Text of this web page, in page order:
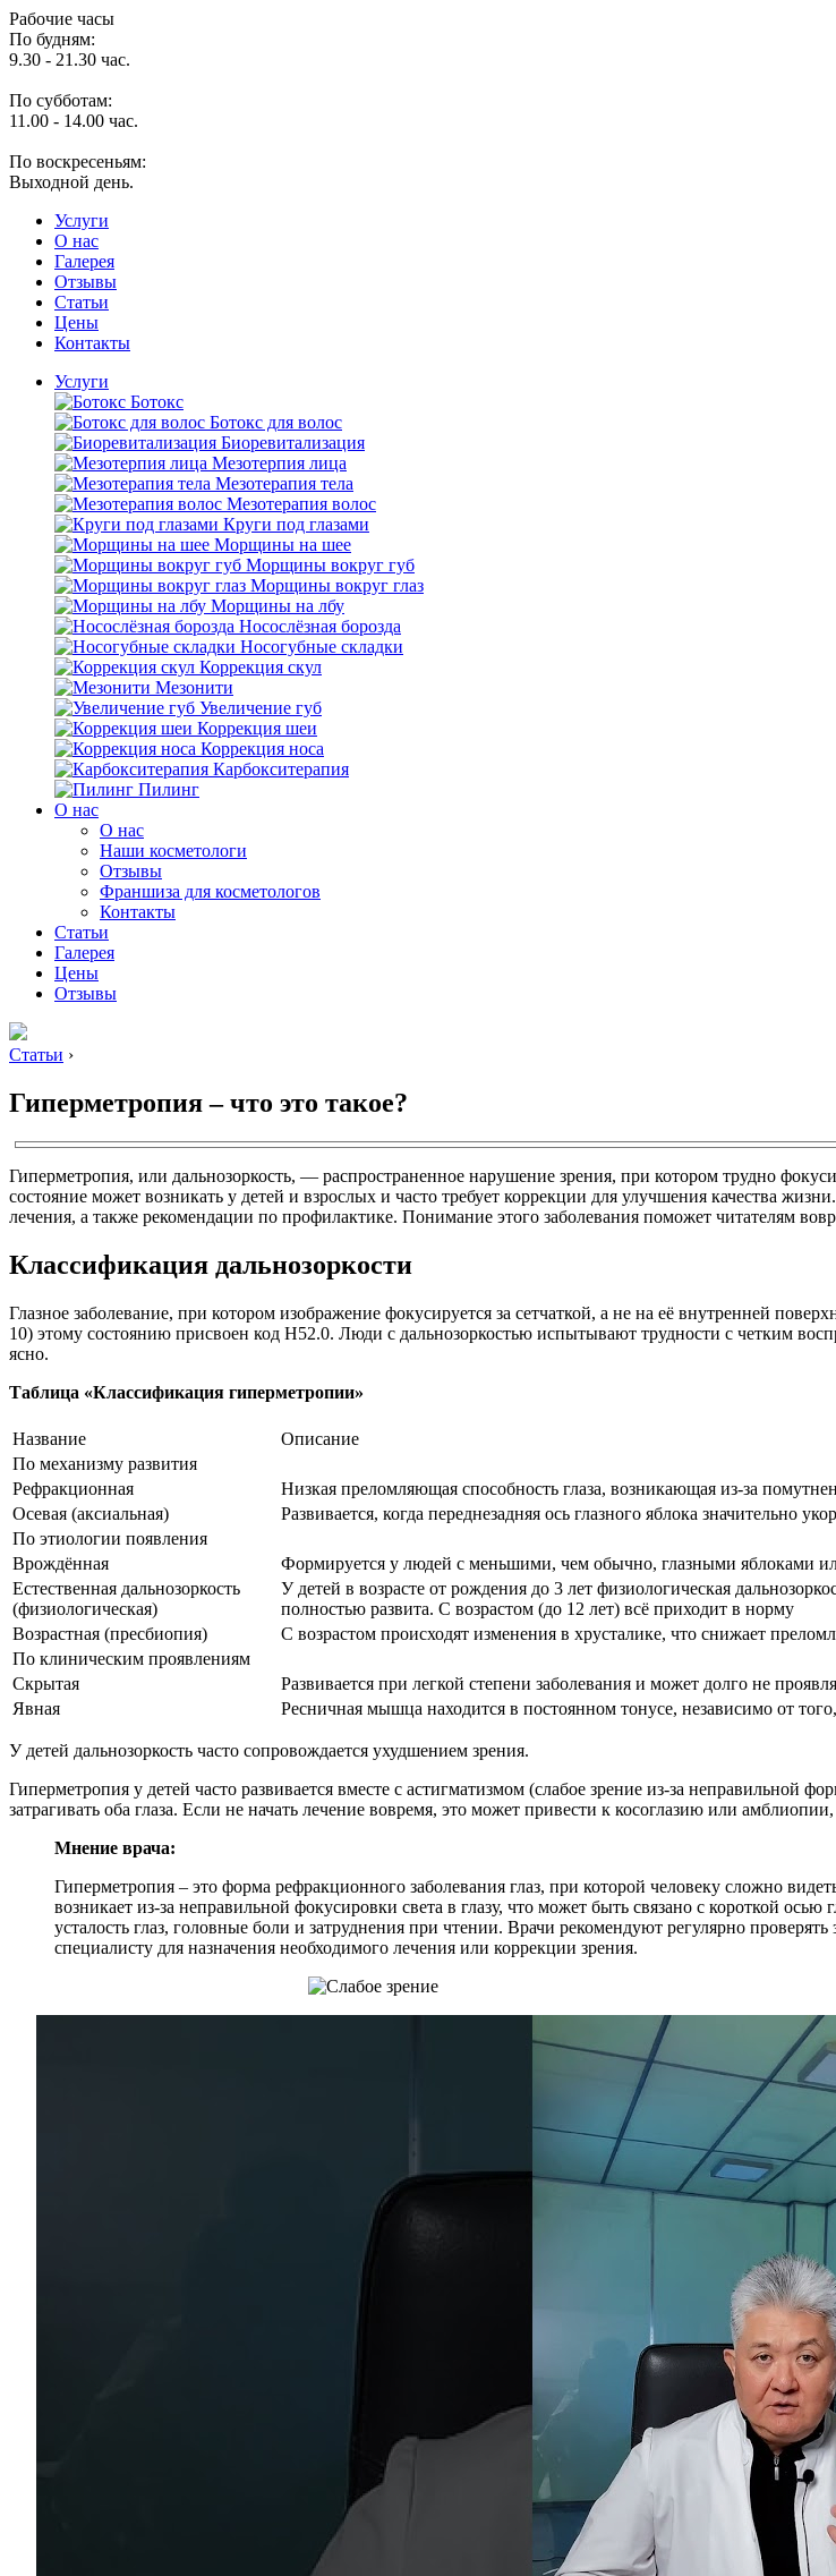
Рабочие часы
По будням:
9.30 - 21.30 час.
По субботам:
11.00 - 14.00 час.
По воскресеньям:
Выходной день.
Услуги
O нас
Галерея
Отзывы
Статьи
Цены
Контакты
Услуги
Ботокс
Ботокс для волос
Биоревитализация
Мезотерпия лица
Мезотерапия тела
Мезотерапия волос
Круги под глазами
Морщины на шее
Морщины вокруг губ
Морщины вокруг глаз
Морщины на лбу
Носослёзная борозда
Носогубные складки
Коррекция скул
Мезонити
Увеличение губ
Коррекция шеи
Коррекция носа
Карбокситерапия
Пилинг
O нас
O нас
Наши косметологи
Отзывы
Франшиза для косметологов
Контакты
Статьи
Галерея
Цены
Отзывы
Статьи ›
Гиперметропия – что это такое?
Гиперметропия, или дальнозоркость, — распространенное нарушение зрения, при котором трудно
состояние может возникать у детей и взрослых и часто требует коррекции для улучшения качества
лечения, а также рекомендации по профилактике. Понимание этого заболевания поможет читателям
Классификация дальнозоркости
Глазное заболевание, при котором изображение фокусируется за сетчаткой, а не на её внутренней
10) этому состоянию присвоен код Н52.0. Люди с дальнозоркостью испытывают трудности с четким
ясно.
Таблица «Классификация гиперметропии»
Название
Описание
По механизму развития
Рефракционная
Низкая преломляющая способность глаза, возникающая из-за
Осевая (аксиальная)
Развивается, когда переднезадняя ось глазного яблока значительно
По этиологии появления
Врождённая
Формируется у людей с меньшими, чем обычно, глазными яблоками
Естественная дальнозоркость
(физиологическая)
У детей в возрасте от рождения до 3 лет физиологическая
полностью развита. С возрастом (до 12 лет) всё приходит в норму
Возрастная (пресбиопия)
С возрастом происходят изменения в хрусталике, что снижает
По клиническим проявлениям
Скрытая
Развивается при легкой степени заболевания и может долго не
Явная
Ресничная мышца находится в постоянном тонусе, независимо от
У детей дальнозоркость часто сопровождается ухудшением зрения.
Гиперметропия у детей часто развивается вместе с астигматизмом (слабое зрение из-за неправильной
затрагивать оба глаза. Если не начать лечение вовремя, это может привести к косоглазию или
Мнение врача:
Гиперметропия – это форма рефракционного заболевания глаз, при которой человеку сложно
возникает из-за неправильной фокусировки света в глазу, что может быть связано с короткой
усталость глаз, головные боли и затруднения при чтении. Врачи рекомендуют регулярно
специалисту для назначения необходимого лечения или коррекции зрения.